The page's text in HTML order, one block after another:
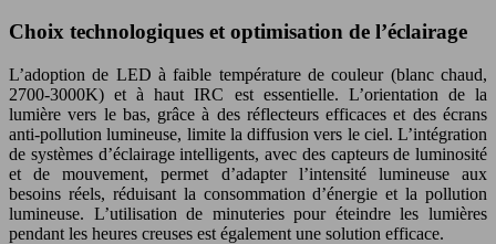
Choix technologiques et optimisation de l’éclairage
L’adoption de LED à faible température de couleur (blanc chaud,
2700-3000K) et à haut IRC est essentielle. L’orientation de la
lumière vers le bas, grâce à des réflecteurs efficaces et des écrans
anti-pollution lumineuse, limite la diffusion vers le ciel. L’intégration
de systèmes d’éclairage intelligents, avec des capteurs de luminosité
et de mouvement, permet d’adapter l’intensité lumineuse aux
besoins réels, réduisant la consommation d’énergie et la pollution
lumineuse. L’utilisation de minuteries pour éteindre les lumières
pendant les heures creuses est également une solution efficace.